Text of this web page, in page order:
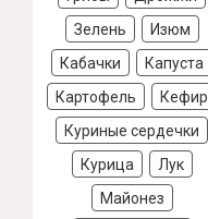
Зелень
Изюм
Кабачки
Капуста
Картофель
Кефир
Куриные сердечки
Курица
Лук
Майонез